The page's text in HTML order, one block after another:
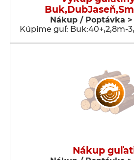
Nákup / Poptávka
Kúpime guľ: Buk:40+,2,8m-
Nákup